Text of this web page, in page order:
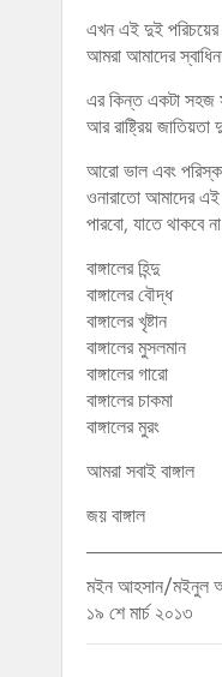
এখন এই দুই পরিচয়ের
আমরা আমাদের
এর কিন্ত একটা সহজ
আর রাষ্ট্রিয় জাতিয়তা
আরো ভাল এবং
ওনারাতো আমাদের
পারবো, যাতে থাকবে
বাঙ্গালের হিন্দু
বাঙ্গালের বৌদ্ধ
বাঙ্গালের খৃষ্টান
বাঙ্গালের মুসলমান
বাঙ্গালের গারো
বাঙ্গালের চাকমা
বাঙ্গালের মুরং
আমরা সবাই বাঙ্গাল
জয় বাঙ্গাল
মইন আহসান/মইনুল
১৯ শে মার্চ ২০১৩